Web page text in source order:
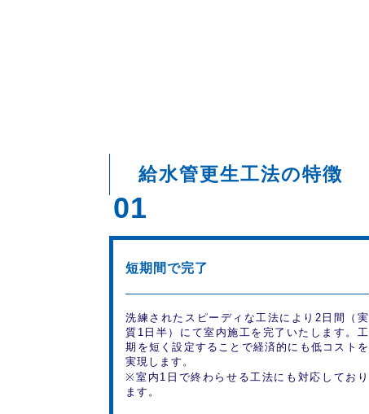
給水管更生工法の特徴
01
短期間で完了
洗練されたスピーディな工法により2日間（実
質1日半）にて室内施工を完了いたします。工
期を短く設定することで経済的にも低コストを
実現します。
※室内1日で終わらせる工法にも対応しており
ます。